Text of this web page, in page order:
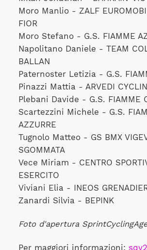
Moro Manlio - ZALF
FIOR
Moro Stefano - G.S. FIAMME
Napolitano Daniele - TEAM
BALLAN
Paternoster Letizia - G.S.
Pinazzi Mattia - ARVEDI
Plebani Davide - G.S. FIAMME
Scartezzini Michele - G.S.
AZZURRE
Tugnolo Matteo - GS BMX
SGOMMATA
Vece Miriam - CENTRO
ESERCITO
Viviani Elia - INEOS
Zanardi Silvia - BEPINK
Foto d'apertura
Per maggiori informazioni: